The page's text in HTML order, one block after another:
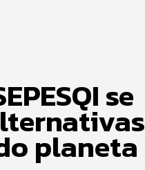
se
planeta